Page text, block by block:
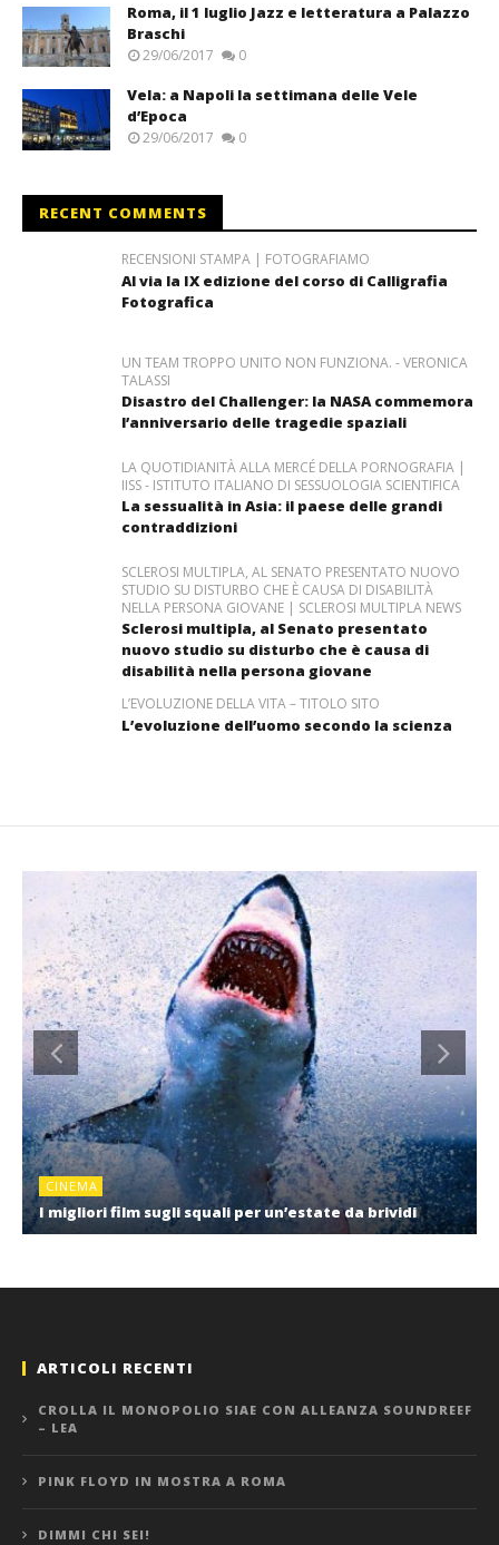
Roma, il 1 luglio Jazz e letteratura a Palazzo
Braschi
29/06/2017 0
Vela: a Napoli la settimana delle Vele
d’Epoca
29/06/2017 0
RECENT COMMENTS
RECENSIONI STAMPA | FOTOGRAFIAMO
Al via la IX edizione del corso di Calligrafia
Fotografica
UN TEAM TROPPO UNITO NON FUNZIONA. - VERONICA
TALASSI
Disastro del Challenger: la NASA commemora
l’anniversario delle tragedie spaziali
LA QUOTIDIANITÀ ALLA MERCÉ DELLA PORNOGRAFIA |
IISS - ISTITUTO ITALIANO DI SESSUOLOGIA SCIENTIFICA
La sessualità in Asia: il paese delle grandi
contraddizioni
SCLEROSI MULTIPLA, AL SENATO PRESENTATO NUOVO
STUDIO SU DISTURBO CHE È CAUSA DI DISABILITÀ
NELLA PERSONA GIOVANE | SCLEROSI MULTIPLA NEWS
Sclerosi multipla, al Senato presentato
nuovo studio su disturbo che è causa di
disabilità nella persona giovane
L’EVOLUZIONE DELLA VITA – TITOLO SITO
L’evoluzione dell’uomo secondo la scienza
CINEMA
I migliori film sugli squali per un’estate da brividi
ARTICOLI RECENTI
CROLLA IL MONOPOLIO SIAE CON ALLEANZA SOUNDREEF
– LEA
PINK FLOYD IN MOSTRA A ROMA
DIMMI CHI SEI!